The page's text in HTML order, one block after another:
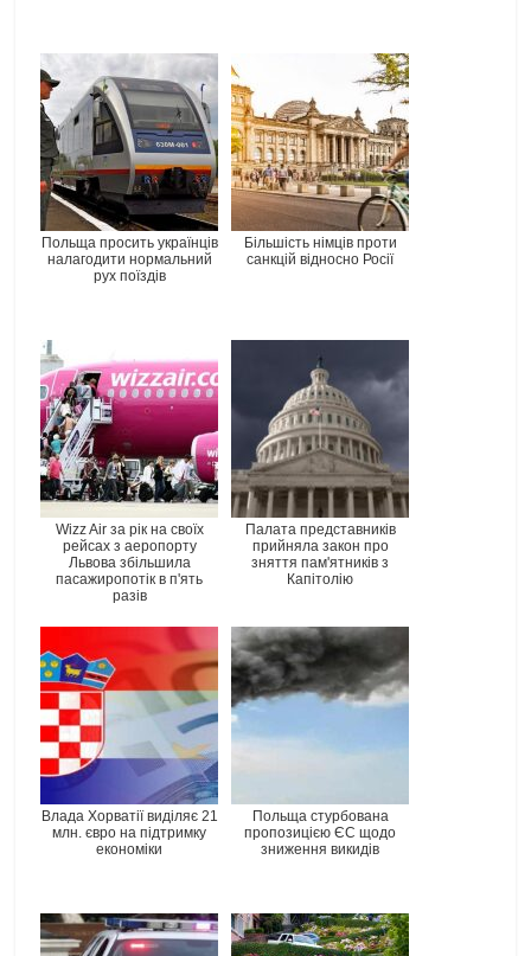
Польща просить українців
налагодити нормальний
рух поїздів
Більшість німців проти
санкцій відносно Росії
Wizz Air за рік на своїх
рейсах з аеропорту
Львова збільшила
пасажиропотік в п'ять
разів
Палата представників
прийняла закон про
зняття пам'ятників з
Капітолію
Влада Хорватії виділяє 21
млн. євро на підтримку
економіки
Польща стурбована
пропозицією ЄС щодо
зниження викидів